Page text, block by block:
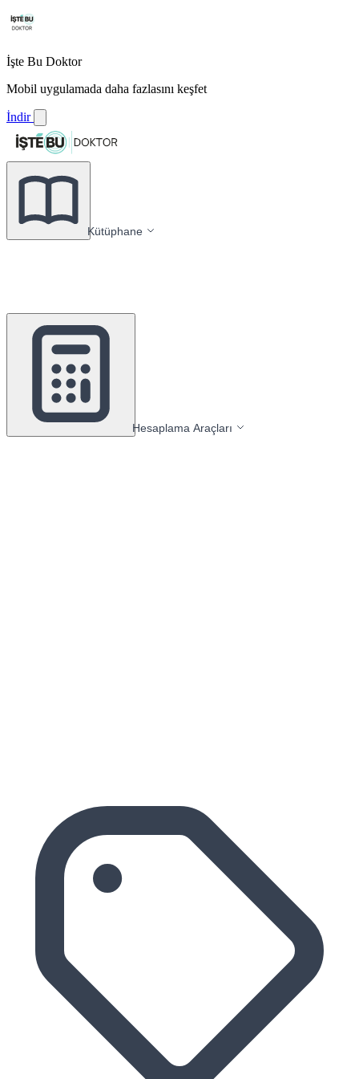
İşte Bu Doktor
Mobil uygulamada daha fazlasını keşfet
İndir
Kütüphane
Hesaplama Araçları